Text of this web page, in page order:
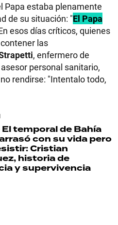
Papa estaba plenamente
de su situación: "El Papa
esos días críticos, quienes
las
, enfermero de
personal sanitario,
rendirse: "Intentalo todo,
El temporal de Bahía
con su vida pero
Cristian
historia de
y supervivencia